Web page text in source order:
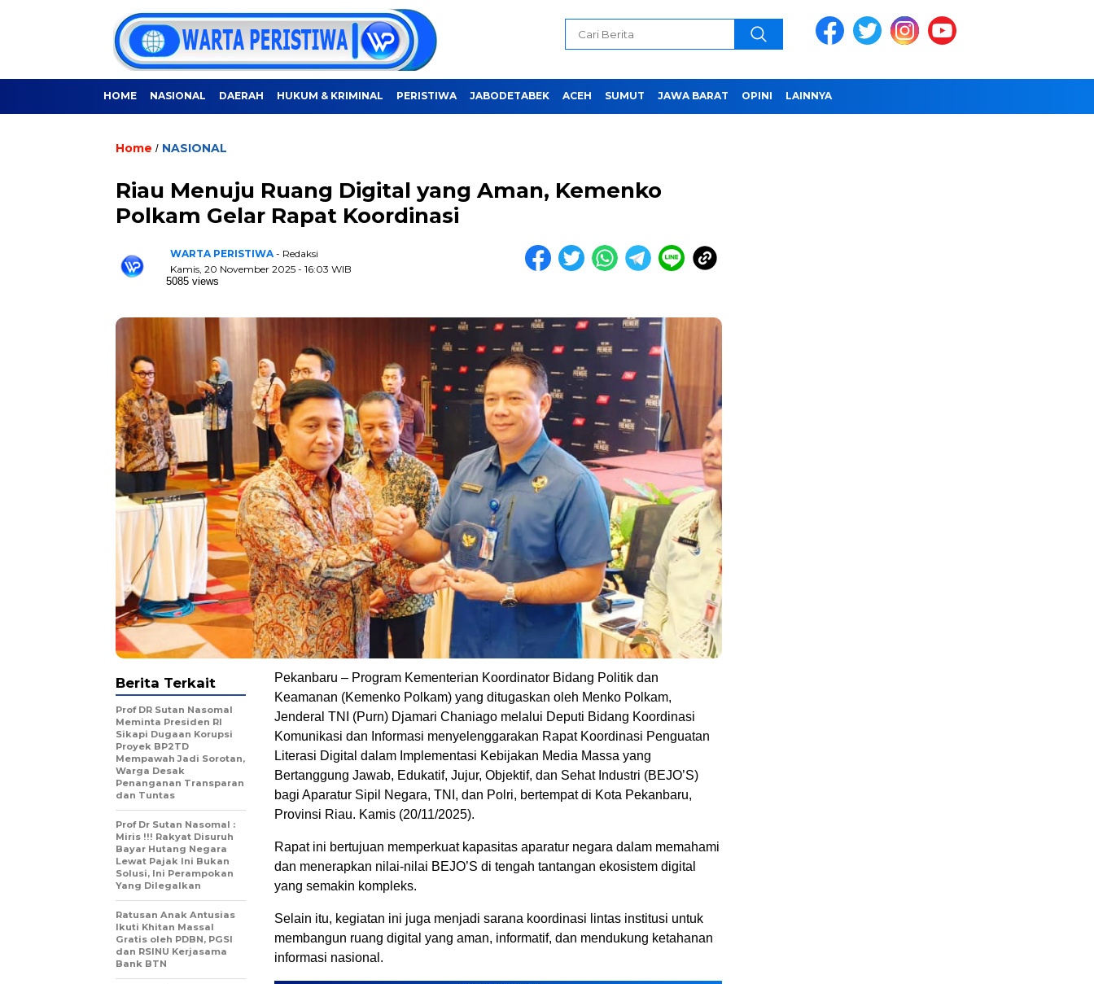
HOME NASIONAL DAERAH HUKUM & KRIMINAL PERISTIWA JABODETABEK ACEH SUMUT JAWA BARAT OPINI LAINNYA
Home / NASIONAL
Riau Menuju Ruang Digital yang Aman, Kemenko
Polkam Gelar Rapat Koordinasi
WARTA PERISTIWA - Redaksi
Kamis, 20 November 2025 - 16:03 WIB
5085 views
Pekanbaru – Program Kementerian Koordinator Bidang Politik dan
Keamanan (Kemenko Polkam) yang ditugaskan oleh Menko Polkam,
Jenderal TNI (Purn) Djamari Chaniago melalui Deputi Bidang Koordinasi
Komunikasi dan Informasi menyelenggarakan Rapat Koordinasi Penguatan
Literasi Digital dalam Implementasi Kebijakan Media Massa yang
Bertanggung Jawab, Edukatif, Jujur, Objektif, dan Sehat Industri (BEJO’S)
bagi Aparatur Sipil Negara, TNI, dan Polri, bertempat di Kota Pekanbaru,
Provinsi Riau. Kamis (20/11/2025).
Rapat ini bertujuan memperkuat kapasitas aparatur negara dalam memahami
dan menerapkan nilai-nilai BEJO’S di tengah tantangan ekosistem digital
yang semakin kompleks.
Selain itu, kegiatan ini juga menjadi sarana koordinasi lintas institusi untuk
membangun ruang digital yang aman, informatif, dan mendukung ketahanan
informasi nasional.
Berita Terkait
Prof DR Sutan Nasomal
Meminta Presiden RI
Sikapi Dugaan Korupsi
Proyek BP2TD
Mempawah Jadi Sorotan,
Warga Desak
Penanganan Transparan
dan Tuntas
Prof Dr Sutan Nasomal :
Miris !!! Rakyat Disuruh
Bayar Hutang Negara
Lewat Pajak Ini Bukan
Solusi, Ini Perampokan
Yang Dilegalkan
Ratusan Anak Antusias
Ikuti Khitan Massal
Gratis oleh PDBN, PGSI
dan RSINU Kerjasama
Bank BTN